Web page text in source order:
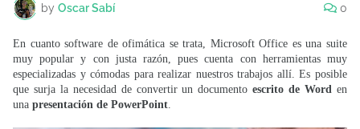
by Oscar Sabí 0
En cuanto software de ofimática se trata, Microsoft Office es una suite
muy popular y con justa razón, pues cuenta con herramientas muy
especializadas y cómodas para realizar nuestros trabajos allí. Es posible
que surja la necesidad de convertir un documentoescrito de Word en
una presentación de PowerPoint.